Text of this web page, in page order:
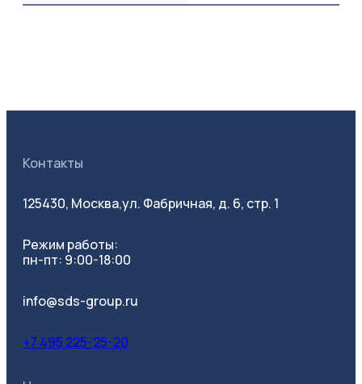
Контакты
125430, Москва,ул. Фабричная, д. 6, стр. 1
Режим работы:
пн-пт: 9:00-18:00
info@sds-group.ru
+7 495 225-25-20